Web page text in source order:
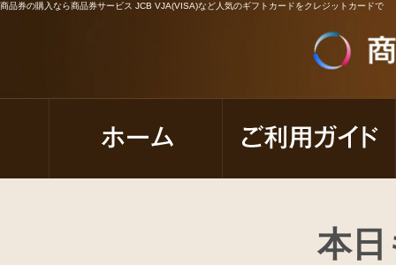
商品券の購入なら商品券サービス JCB VJA(VISA)など人気のギフトカードをクレジットカードで
本